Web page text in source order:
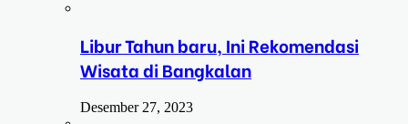
Libur Tahun baru, Ini Rekomendasi
Wisata di Bangkalan
Desember 27, 2023